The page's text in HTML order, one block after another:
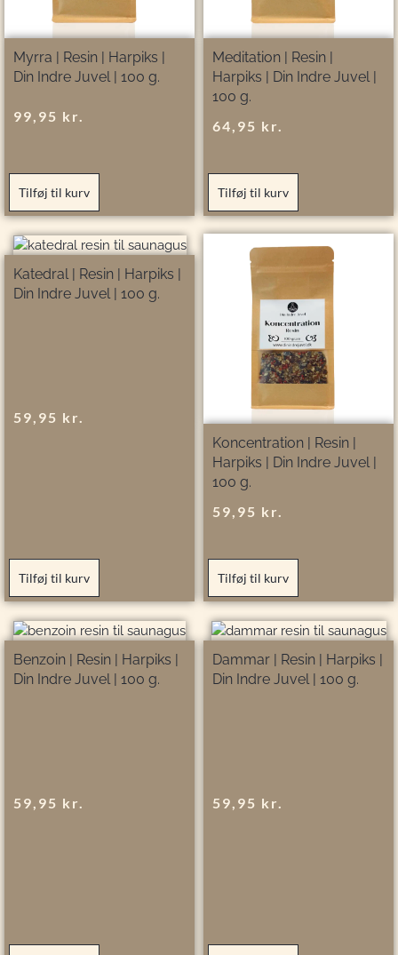
Myrra | Resin | Harpiks |
Din Indre Juvel | 100 g.
99,95 kr.
Tilføj til kurv
Meditation | Resin |
Harpiks | Din Indre Juvel |
100 g.
64,95 kr.
Tilføj til kurv
Katedral | Resin | Harpiks |
Din Indre Juvel | 100 g.
59,95 kr.
Tilføj til kurv
Koncentration | Resin |
Harpiks | Din Indre Juvel |
100 g.
59,95 kr.
Tilføj til kurv
Benzoin | Resin | Harpiks |
Din Indre Juvel | 100 g.
59,95 kr.
Dammar | Resin | Harpiks |
Din Indre Juvel | 100 g.
59,95 kr.